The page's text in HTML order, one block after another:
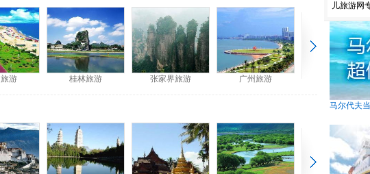
游 桂林旅游 张家界旅游 广州旅游
儿旅游网
马尔代夫